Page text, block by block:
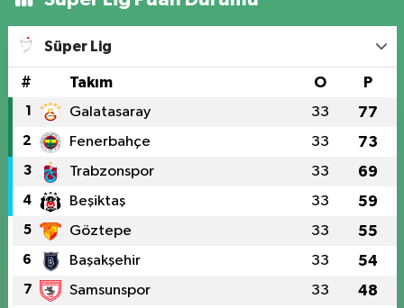
Süper Lig
# Takım O P
1 Galatasaray 33 77
2 Fenerbahçe 33 73
3 Trabzonspor 33 69
4 Beşiktaş 33 59
5 Göztepe 33 55
6 Başakşehir 33 54
7 Samsunspor 33 48